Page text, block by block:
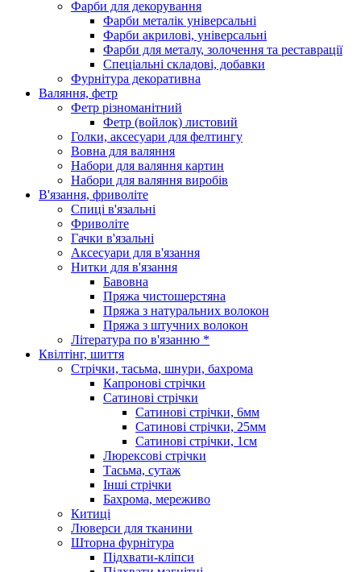
Фарби для декорування
Фарби металік універсальні
Фарби акрилові, універсальні
Фарби для металу, золочення та реставрації
Спеціальні складові, добавки
Фурнітура декоративна
Валяння, фетр
Фетр різноманітний
Фетр (войлок) листовий
Голки, аксесуари для фелтингу
Вовна для валяння
Набори для валяння картин
Набори для валяння виробів
В'язання, фриволіте
Спиці в'язальні
Фриволіте
Гачки в'язальні
Аксесуари для в'язання
Нитки для в'язання
Бавовна
Пряжа чистошерстяна
Пряжа з натуральних волокон
Пряжа з штучних волокон
Література по в'язанню *
Квілтінг, шиття
Стрічки, тасьма, шнури, бахрома
Капронові стрічки
Сатинові стрічки
Сатинові стрічки, 6мм
Сатинові стрічки, 25мм
Сатинові стрічки, 1см
Люрексові стрічки
Тасьма, сутаж
Інші стрічки
Бахрома, мереживо
Китиці
Люверси для тканини
Шторна фурнітура
Підхвати-кліпси